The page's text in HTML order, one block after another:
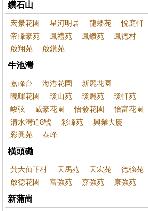
鑽石山
宏景花園 星河明居 龍蟠苑
悅庭軒
帝峰豪苑
鳳禮苑 鳳鑽苑
鳳德村
啟翔苑
啟鑽苑
牛池灣
嘉峰台 海港花園
新麗花園
曉暉花園
瓊山苑 瓊麗苑
瓊軒苑
峻弦
威豪花園 怡發花園
怡富花園
清水灣道8號
彩峰苑
興業大廈
彩興苑
泰峰
橫頭磡
黃大仙下村 天馬苑 天宏苑
德強苑
啟德花園
富強苑 嘉強苑 康強苑
新蒲崗